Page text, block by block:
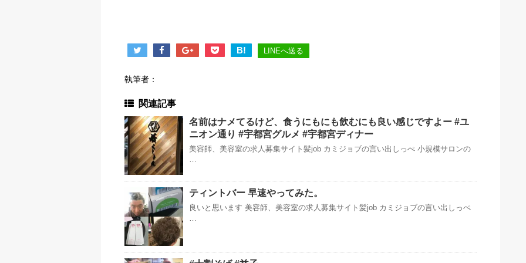
B! LINEへ送る
執筆者：
関連記事
名前はナメてるけど、食うにもにも飲むにも良い感じですよー #ユ
ニオン通り #宇都宮グルメ #宇都宮ディナー
美容師、美容室の求人募集サイト髪job カミジョブの言い出しっぺ 小規模サロンの
…
ティントバー 早速やってみた。
良いと思います 美容師、美容室の求人募集サイト髪job カミジョブの言い出しっぺ
…